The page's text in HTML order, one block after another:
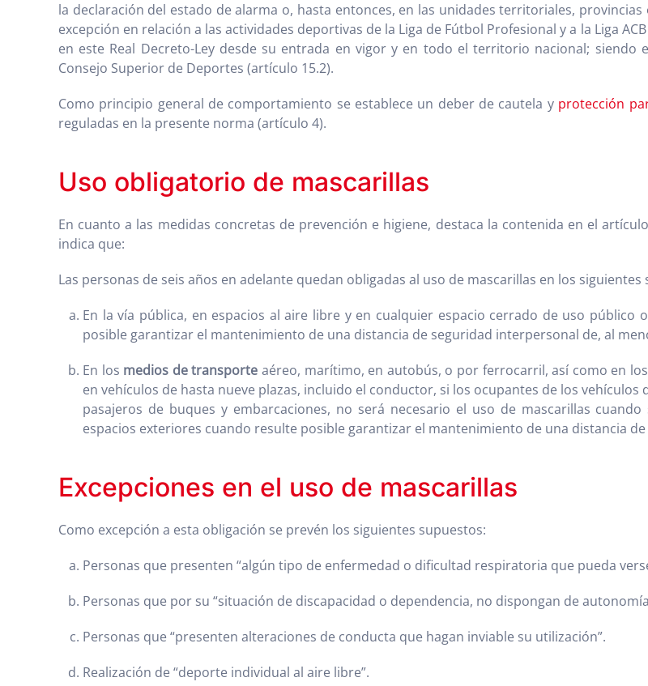
la declaración del estado de alarma o, hasta entonces, en las unidades territoriales,
excepción en relación a las actividades deportivas de la Liga de Fútbol Profesional y a la Liga
en este Real Decreto-Ley desde su entrada en vigor y en todo el territorio nacional;
Consejo Superior de Deportes (artículo 15.2).
Como principio general de comportamiento se establece un deber de cautela y protección
reguladas en la presente norma (artículo 4).
Uso obligatorio de mascarillas
En cuanto a las medidas concretas de prevención e higiene, destaca la contenida en el
indica que:
Las personas de seis años en adelante quedan obligadas al uso de mascarillas en los siguientes
En la vía pública, en espacios al aire libre y en cualquier espacio cerrado de uso
posible garantizar el mantenimiento de una distancia de seguridad interpersonal de, al
En los medios de transporte aéreo, marítimo, en autobús, o por ferrocarril, así como en
en vehículos de hasta nueve plazas, incluido el conductor, si los ocupantes de los
pasajeros de buques y embarcaciones, no será necesario el uso de mascarillas
espacios exteriores cuando resulte posible garantizar el mantenimiento de una distancia
Excepciones en el uso de mascarillas
Como excepción a esta obligación se prevén los siguientes supuestos:
Personas que presenten “algún tipo de enfermedad o dificultad respiratoria que pueda
Personas que por su “situación de discapacidad o dependencia, no dispongan de
Personas que “presenten alteraciones de conducta que hagan inviable su utilización”.
Realización de “deporte individual al aire libre”.